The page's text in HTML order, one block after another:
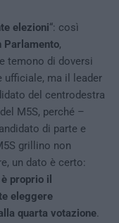
elezioni“: così
Parlamento,
temono di doversi
ufficiale, ma il leader
del centrodestra
M5S, perché –
di parte e
grillino non
un dato è certo:
proprio il
eleggere
quarta votazione.